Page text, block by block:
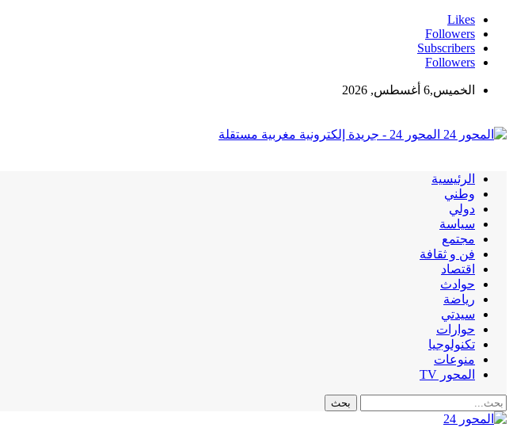
Likes
Followers
Subscribers
Followers
الخميس,6 أغسطس, 2026
المحور 24 - جريدة إلكترونية مغربية مستقلة
الرئيسية
وطني
دولي
سياسة
مجتمع
فن و ثقافة
اقتصاد
حوادث
رياضة
سيدتي
حوارات
تكنولوجيا
منوعات
المحور TV